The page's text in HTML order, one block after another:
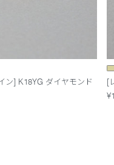
ン] K18YG ダイヤモンド
[